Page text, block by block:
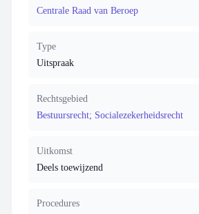
Centrale Raad van Beroep
Type
Uitspraak
Rechtsgebied
Bestuursrecht; Socialezekerheidsrecht
Uitkomst
Deels toewijzend
Procedures